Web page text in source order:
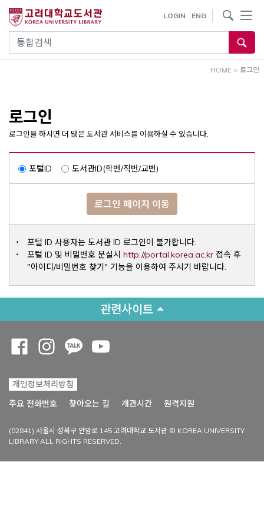
건
통합검색
LOGIN ENG
사이트내 검색
HOME > 로그인
로그인
로그인을 하시면 더 많은 도서관 서비스를 이용하실 수 있습니다.
포털ID 도서관ID(학번/직번/교번)
로그인 페이지 이동
포털 ID 사용자는 도서관 ID 로그인이 불가합니다.
포털 ID 및 비밀번호 분실시 http://portal.korea.ac.krOpens a
접속 후
"아이디/비밀번호 찾기" 기능을 이용하여 주시기 바랍니다.
관련사이트
개인정보처리방침
주요 전화번호
찾아오는 길 개관시간 원격지원
(02841) 서울시 성북구 안암로 145 고려대학교 도서관 © KOREA UNIVERSITY
LIBRARY ALL RIGHTS RESERVED.
Opens a new window
Opens a new window
Opens a new window